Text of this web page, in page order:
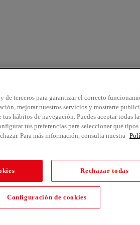
de terceros para garantizar el correcto
mejorar nuestros servicios y mostrarte
hábitos de navegación. Puedes aceptar todas
tus preferencias para seleccionar qué tipos
Para más información, consulta nuestra
Rechazar todas
Configuración de cookies